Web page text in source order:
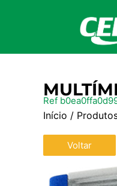
Ref
Início /
Voltar